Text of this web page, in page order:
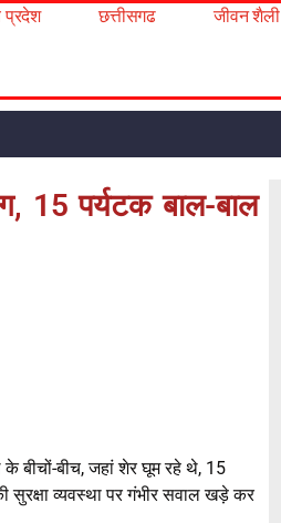
प्रदेश छत्तीसगढ जीवन शैली
15 पर्यटक बाल-बाल
के बीचों-बीच, जहां शेर घूम रहे थे, 15
व्यवस्था पर गंभीर सवाल खड़े कर